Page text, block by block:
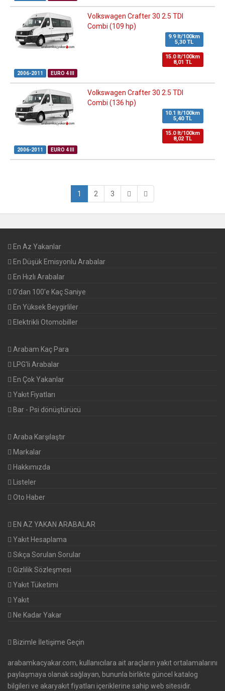
Volkswagen Crafter 30 2.5 TDI
Combi (109 hp)
9.9 lt/100km
5,30 TL
15.0 lt/100km
8,01 TL
2006-2011 EURO 4 III
Volkswagen Crafter 30 2.5 TDI
Combi (136 hp)
10.1 lt/100km
5,40 TL
15.0 lt/100km
8,02 TL
2006-2011 EURO 4 III
1 2 3
En Az Yakanlar
En Düşük Emisyonlu Arabalar
En Hızlı Arabalar
0'dan 100'e Kaç Saniye
En Yüksek Beygirliler
Elektrikli Otomobiller
Arabam Kaç Para
LPG'li Arabalar
En Çok Yakanlar
Yakıt Fiyatları
Bar - Psi dönüştürücü
Araba Karşılaştır
Markalar
Hakkımızda
Listeler
Oto Haber
EN AZ YAKAN ARABALAR
Yakıt Hesaplama
Sıkça Sorulan Sorular
Gizlilik Sözleşmesi
Yakıt Tüketimi
Yakıt
Ne Kadar Yakar
Bizimle İletişime Geçin
arabamkacyakar.com, kullanıcılara ait araçların yakıt ortalamalarını
paylaşmaya olanak sağlayan, bununla birlikte güncel katalog
bilgileri ve akaryakıt fiyatları içeriklerine sahip web sitesidir.